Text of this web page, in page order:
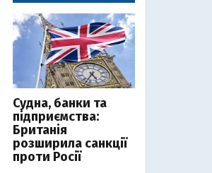
Судна, банки та
підприємства:
Британія
розширила санкції
проти Росії